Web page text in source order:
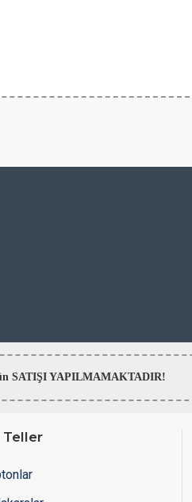
SATIŞI YAPILMAMAKTADIR!
Teller